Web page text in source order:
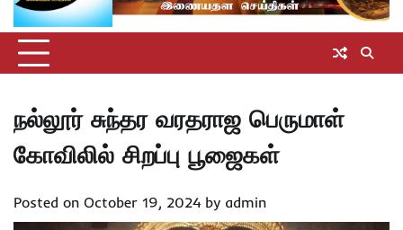
நல்லூர் சுந்தர வரதராஜ பெருமாள்
கோவிலில் சிறப்பு பூஜைகள்
Posted on October 19, 2024 by admin